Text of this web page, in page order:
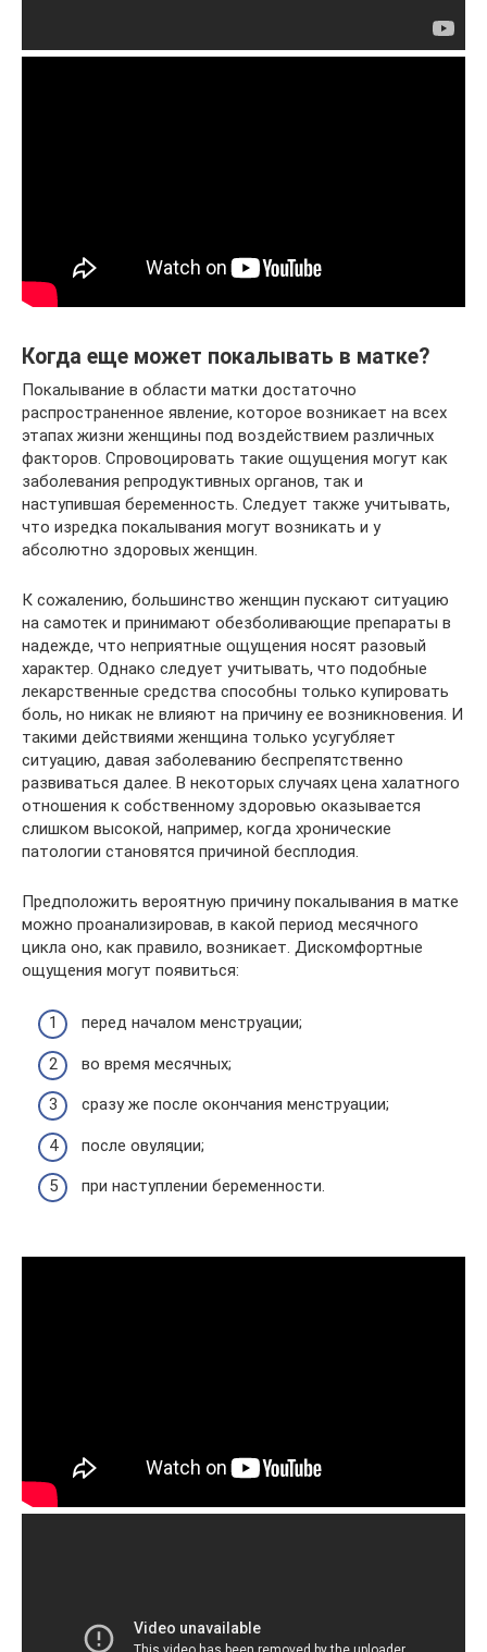
Когда еще может покалывать в матке?
Покалывание в области матки достаточно
распространенное явление, которое возникает на всех
этапах жизни женщины под воздействием различных
факторов. Спровоцировать такие ощущения могут как
заболевания репродуктивных органов, так и
наступившая беременность. Следует также учитывать,
что изредка покалывания могут возникать и у
абсолютно здоровых женщин.
К сожалению, большинство женщин пускают ситуацию
на самотек и принимают обезболивающие препараты в
надежде, что неприятные ощущения носят разовый
характер. Однако следует учитывать, что подобные
лекарственные средства способны только купировать
боль, но никак не влияют на причину ее возникновения. И
такими действиями женщина только усугубляет
ситуацию, давая заболеванию беспрепятственно
развиваться далее. В некоторых случаях цена халатного
отношения к собственному здоровью оказывается
слишком высокой, например, когда хронические
патологии становятся причиной бесплодия.
Предположить вероятную причину покалывания в матке
можно проанализировав, в какой период месячного
цикла оно, как правило, возникает. Дискомфортные
ощущения могут появиться:
перед началом менструации;
во время месячных;
сразу же после окончания менструации;
после овуляции;
при наступлении беременности.